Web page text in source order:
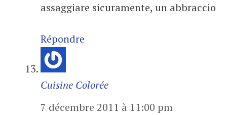
assaggiare sicuramente, un abbraccio
Répondre
Cuisine Colorée
7 décembre 2011 à 11:00 pm